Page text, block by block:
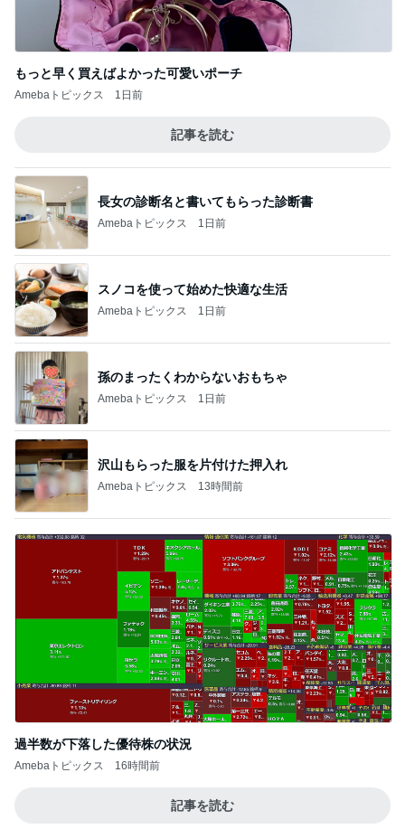
もっと早く買えばよかった可愛いポーチ
Amebaトピックス 1日前
記事を読む
長女の診断名と書いてもらった診断書
Amebaトピックス 1日前
スノコを使って始めた快適な生活
Amebaトピックス 1日前
孫のまったくわからないおもちゃ
Amebaトピックス 1日前
沢山もらった服を片付けた押入れ
Amebaトピックス 13時間前
過半数が下落した優待株の状況
Amebaトピックス 16時間前
記事を読む